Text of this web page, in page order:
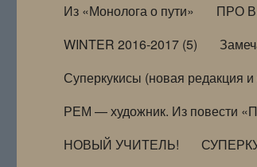
Из «Монолога о пути»
ПРО
WINTER 2016-2017 (5)
Суперкукисы (новая редакция
РЕМ — художник. Из повести
НОВЫЙ УЧИТЕЛЬ!